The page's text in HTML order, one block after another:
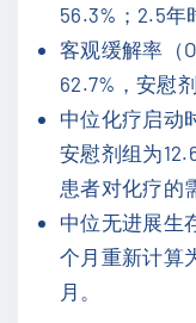
56.3%；2.5年
客观缓解率（
62.7%，安慰
中位化疗启动
安慰剂组为
患者对化疗的
中位无进展生
个月重新计算
月。